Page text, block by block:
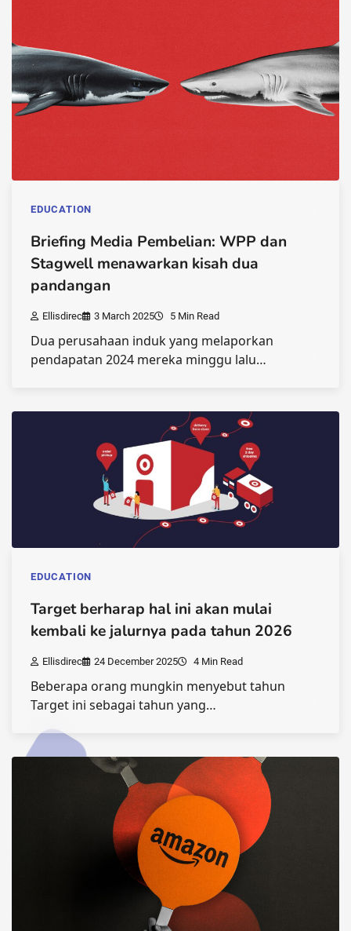
EDUCATION
Briefing Media Pembelian: WPP dan
Stagwell menawarkan kisah dua
pandangan
Ellisdirec 3 March 2025 5 Min Read
Dua perusahaan induk yang melaporkan
pendapatan 2024 mereka minggu lalu…
EDUCATION
Target berharap hal ini akan mulai
kembali ke jalurnya pada tahun 2026
Ellisdirec 24 December 2025 4 Min Read
Beberapa orang mungkin menyebut tahun
Target ini sebagai tahun yang…